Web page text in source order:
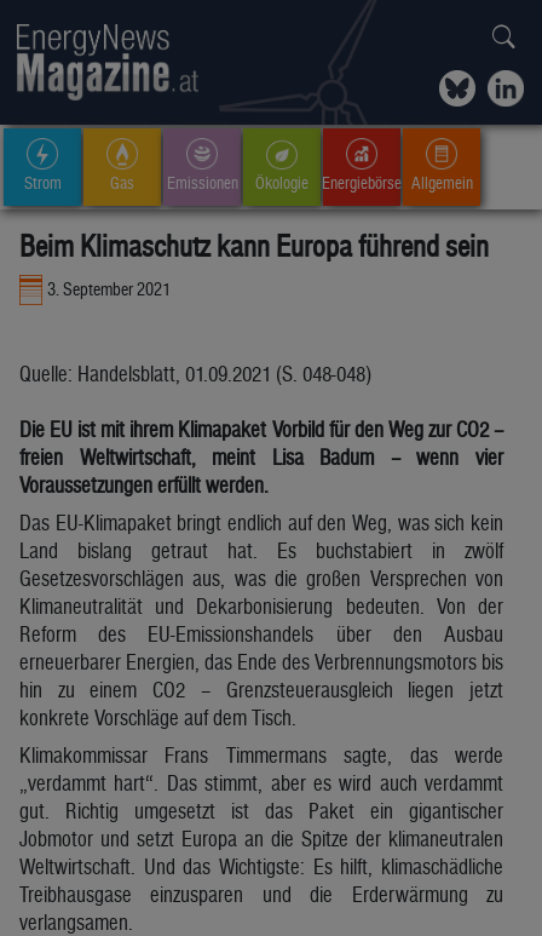
Strom Gas Emissionen Ökologie Energiebörse Allgemein
Beim Klimaschutz kann Europa führend sein
3. September 2021
Quelle: Handelsblatt, 01.09.2021 (S. 048-048)
Die EU ist mit ihrem Klimapaket Vorbild für den Weg zur CO2 –
freien Weltwirtschaft, meint Lisa Badum – wenn vier
Voraussetzungen erfüllt werden.
Das EU-Klimapaket bringt endlich auf den Weg, was sich kein
Land bislang getraut hat. Es buchstabiert in zwölf
Gesetzesvorschlägen aus, was die großen Versprechen von
Klimaneutralität und Dekarbonisierung bedeuten. Von der
Reform des EU-Emissionshandels über den Ausbau
erneuerbarer Energien, das Ende des Verbrennungsmotors bis
hin zu einem CO2 – Grenzsteuerausgleich liegen jetzt
konkrete Vorschläge auf dem Tisch.
Klimakommissar Frans Timmermans sagte, das werde
„verdammt hart“. Das stimmt, aber es wird auch verdammt
gut. Richtig umgesetzt ist das Paket ein gigantischer
Jobmotor und setzt Europa an die Spitze der klimaneutralen
Weltwirtschaft. Und das Wichtigste: Es hilft, klimaschädliche
Treibhausgase einzusparen und die Erderwärmung zu
verlangsamen.